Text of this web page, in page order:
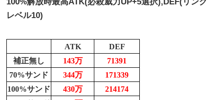
レベル10)
ATK
DEF
補正無し
143万
71391
70%サンド
344万
171339
100%サンド
430万
214174